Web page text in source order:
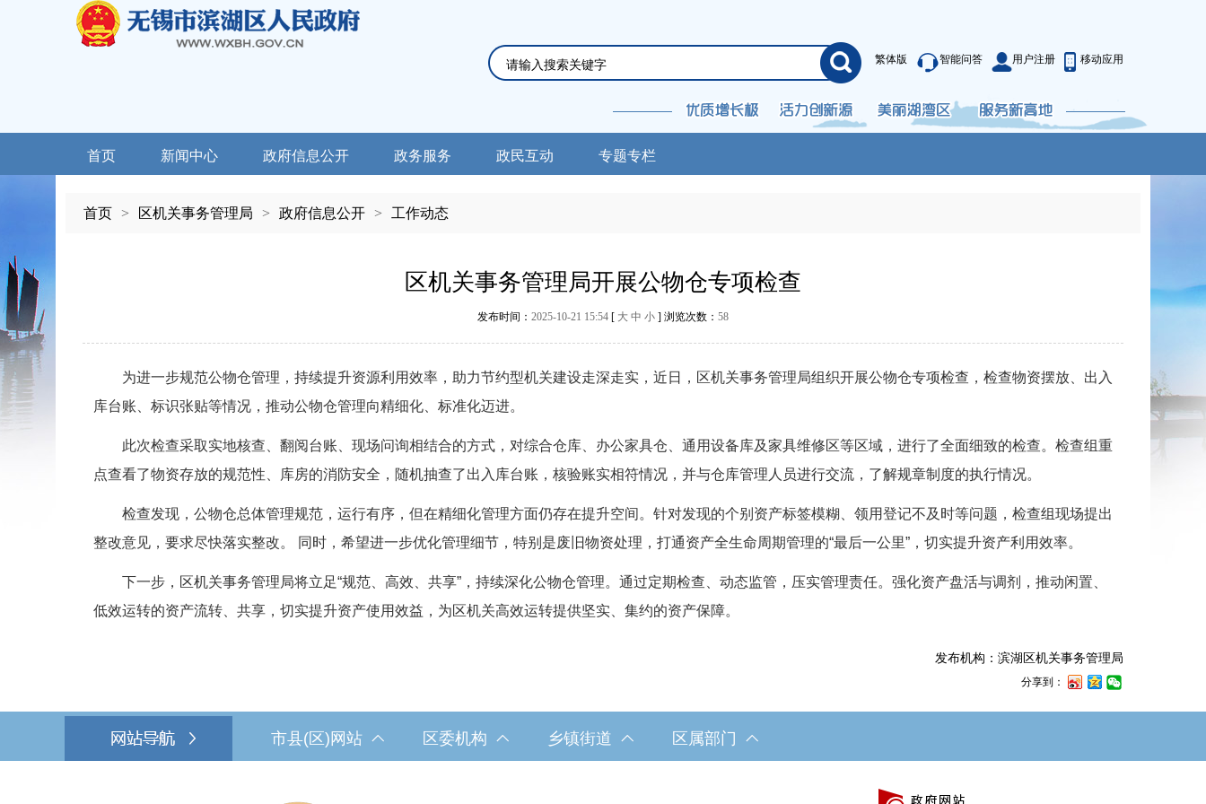
繁体版 智能问答 用户注册 移动应用
首页 新闻中心 政府信息公开 政务服务 政民互动 专题专栏
首页 > 区机关事务管理局 > 政府信息公开 > 工作动态
区机关事务管理局开展公物仓专项检查
发布时间： 2025-10-21 15:54 [ 大 中 小 ] 浏览次数： 58
为进一步规范公物仓管理，持续提升资源利用效率，助力节约型机关建设走深走实，近日，区机关事务管理局组织开展公物仓专项检查，检查物资摆放、出入
库台账、标识张贴等情况，推动公物仓管理向精细化、标准化迈进。
此次检查采取实地核查、翻阅台账、现场问询相结合的方式，对综合仓库、办公家具仓、通用设备库及家具维修区等区域，进行了全面细致的检查。检查组重
点查看了物资存放的规范性、库房的消防安全，随机抽查了出入库台账，核验账实相符情况，并与仓库管理人员进行交流，了解规章制度的执行情况。
检查发现，公物仓总体管理规范，运行有序，但在精细化管理方面仍存在提升空间。针对发现的个别资产标签模糊、领用登记不及时等问题，检查组现场提出
整改意见，要求尽快落实整改。 同时，希望进一步优化管理细节，特别是废旧物资处理，打通资产全生命周期管理的“最后一公里”，切实提升资产利用效率。
下一步，区机关事务管理局将立足“规范、高效、共享”，持续深化公物仓管理。通过定期检查、动态监管，压实管理责任。强化资产盘活与调剂，推动闲置、
低效运转的资产流转、共享，切实提升资产使用效益，为区机关高效运转提供坚实、集约的资产保障。
发布机构：滨湖区机关事务管理局
分享到：
市县(区)网站 区委机构 乡镇街道 区属部门